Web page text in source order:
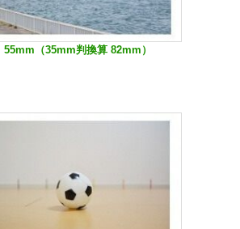
55mm（35mm判換算 82mm）